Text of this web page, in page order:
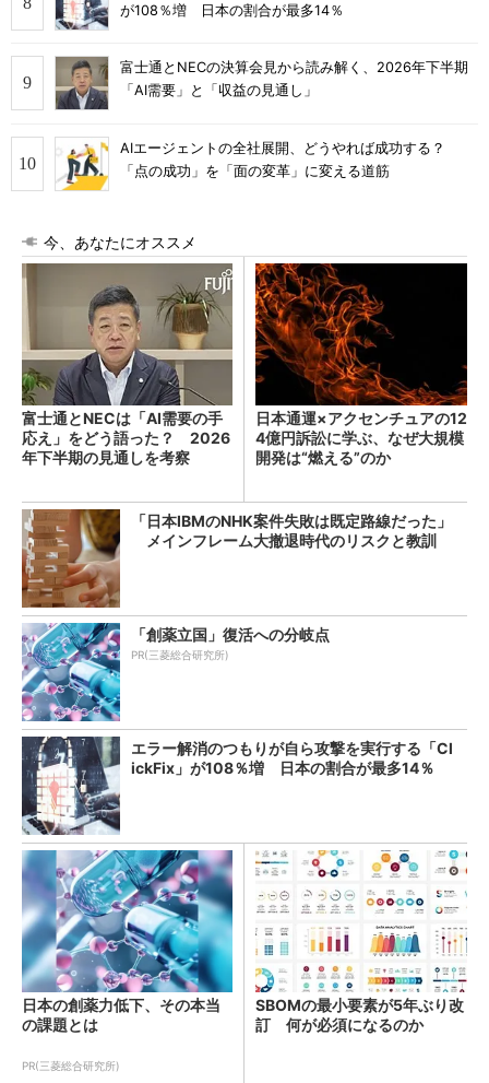
が108％増 日本の割合が最多14％
富士通とNECの決算会見から読み解く、2026年下半期
「AI需要」と「収益の見通し」
AIエージェントの全社展開、どうやれば成功する？
「点の成功」を「面の変革」に変える道筋
今、あなたにオススメ
富士通とNECは「AI需要の手
応え」をどう語った？ 2026
年下半期の見通しを考察
日本通運×アクセンチュアの12
4億円訴訟に学ぶ、なぜ大規模
開発は“燃える”のか
「日本IBMのNHK案件失敗は既定路線だった」
メインフレーム大撤退時代のリスクと教訓
「創薬立国」復活への分岐点
PR(三菱総合研究所)
エラー解消のつもりが自ら攻撃を実行する「Cl
ickFix」が108％増 日本の割合が最多14％
日本の創薬力低下、その本当
の課題とは
PR(三菱総合研究所)
SBOMの最小要素が5年ぶり改
訂 何が必須になるのか